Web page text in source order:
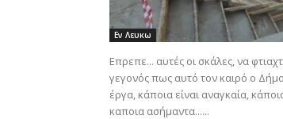
Εν Λευκω
Επρεπε... αυτές οι σκάλες, να
γεγονός πως αυτό τον καιρό ο
έργα, κάποια είναι αναγκαία,
καποια ασήμαντα......